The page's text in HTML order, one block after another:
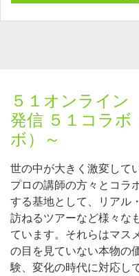
５１オンライ
発信 ５１コラボ
ボ）～
世の中が大きく激変して
プロの講師の方々とコラ
する基地として、リアル
訪ねるツアーなど様々な
ています。それらはマス
の目を見ていない本物の
験、変化の時代に対応し